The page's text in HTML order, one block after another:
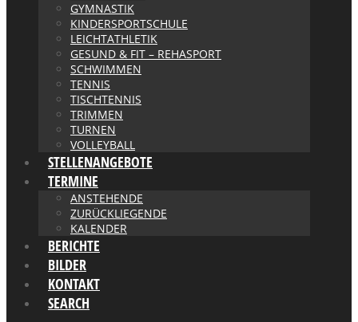
GYMNASTIK
KINDERSPORTSCHULE
LEICHTATHLETIK
GESUND & FIT – REHASPORT
SCHWIMMEN
TENNIS
TISCHTENNIS
TRIMMEN
TURNEN
VOLLEYBALL
STELLENANGEBOTE
TERMINE
ANSTEHENDE
ZURÜCKLIEGENDE
KALENDER
BERICHTE
BILDER
KONTAKT
SEARCH